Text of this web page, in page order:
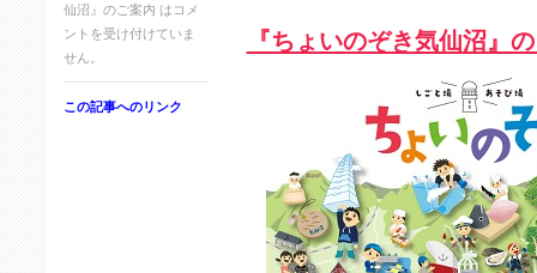
仙沼』のご案内 は コメ
ントを受け付けていま
せん。
この記事へのリンク
『ちょいのぞき気仙沼』